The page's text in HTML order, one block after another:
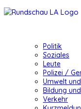
Politik
Soziales
Leute
Polizei /
Umwelt
Bildung
Verkehr